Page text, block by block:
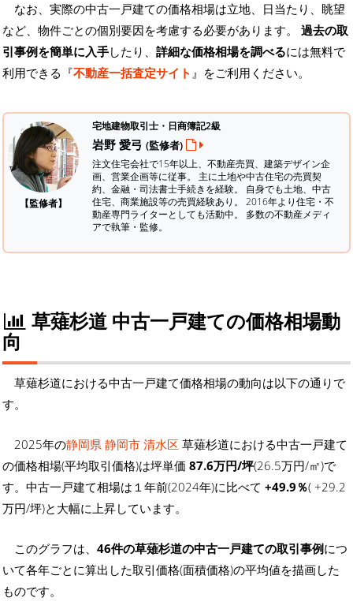
なお、実際の中古一戸建ての価格相場は立地、日当たり、眺望
など、物件ごとの個別要因を考慮する必要があります。 過去の取
引事例を簡単に入手したり、 詳細な価格相場を調べるには無料で
利用できる『不動産一括査定サイト 』をご利用ください。
【監修者】
宅地建物取引士・日商簿記2級
岩野 愛弓 (監修者)
注文住宅会社で15年以上、不動産売買、建築デザイン企
画、営業企画等に従事。 主に土地や中古住宅の売買契
約、金融・司法書士手続きを経験。 自身でも土地、中古
住宅、商業施設等の売買経験あり。 2016年より住宅・不
動産専門ライターとしても活動中。 多数の不動産メディ
アで執筆・監修。
草薙杉道 中古一戸建ての価格相場動
向
草薙杉道における中古一戸建て価格相場の動向は以下の通りで
す。
2025年の静岡県 静岡市 清水区 草薙杉道における中古一戸建て
の価格相場(平均取引価格)は坪単価 87.6万円/坪(26.5万円/㎡)で
す。中古一戸建て相場は１年前(2024年)に比べて +49.9％( +29.2
万円/坪)と大幅に上昇しています。
このグラフは、 46件の草薙杉道の中古一戸建ての取引事例につ
いて各年ごとに算出した取引価格(面積価格)の平均値を描画した
ものです。